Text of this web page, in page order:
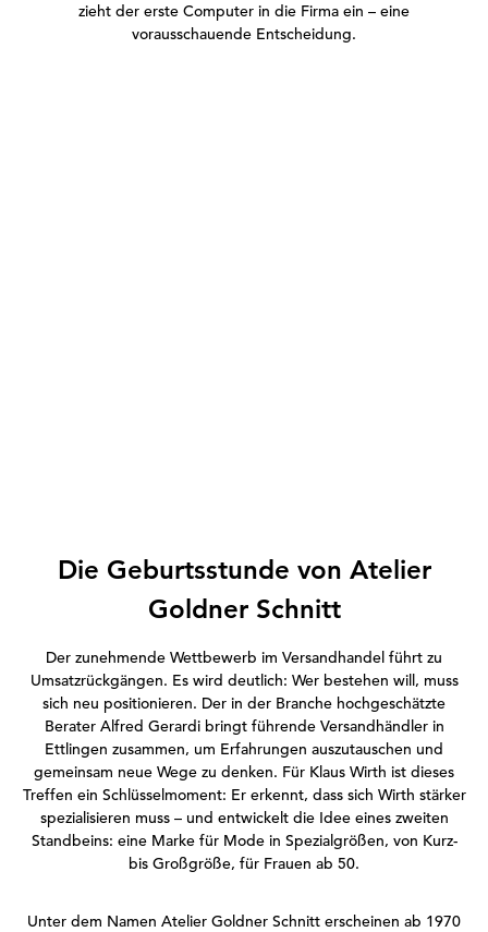
zieht der erste Computer in die Firma ein – eine
vorausschauende Entscheidung.
Die Geburtsstunde von Atelier
Goldner Schnitt
Der zunehmende Wettbewerb im Versandhandel führt zu
Umsatzrückgängen. Es wird deutlich: Wer bestehen will, muss
sich neu positionieren. Der in der Branche hochgeschätzte
Berater Alfred Gerardi bringt führende Versandhändler in
Ettlingen zusammen, um Erfahrungen auszutauschen und
gemeinsam neue Wege zu denken. Für Klaus Wirth ist dieses
Treffen ein Schlüsselmoment: Er erkennt, dass sich Wirth stärker
spezialisieren muss – und entwickelt die Idee eines zweiten
Standbeins: eine Marke für Mode in Spezialgrößen, von Kurz-
bis Großgröße, für Frauen ab 50.
Unter dem Namen Atelier Goldner Schnitt erscheinen ab 1970